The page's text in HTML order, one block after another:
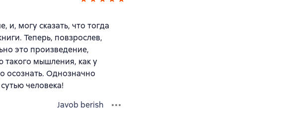
и, могу сказать, что тогда
Теперь, повзрослев,
это произведение,
такого мышления, как у
осознать. Однозначно
человека!
Javob berish